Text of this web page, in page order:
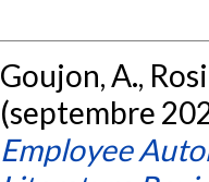
Goujon, A.,
(septembre
Employee